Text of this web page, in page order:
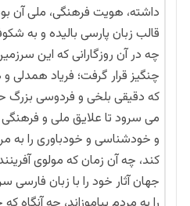
داشته، هویت فرهنگی، ملی آن
قالب زبان پارسی بالیده و به
چه در آن روزگارانی که این
چنگیز قرار گرفت؛ فریاد همدلی
که دقیقی بلخی و فردوسی بزرگ
می سرود تا علایق ملی و فرهنگی
و خودشناسی و خودباوری را به
کند، چه آن زمان که مولوی
جهان آثار خود را با زبان فارسی